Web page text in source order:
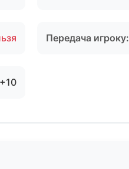
Передача игроку:
+10